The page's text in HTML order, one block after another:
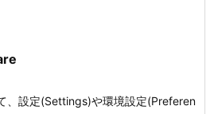
、設定(Settings)や環境設定(Preferen